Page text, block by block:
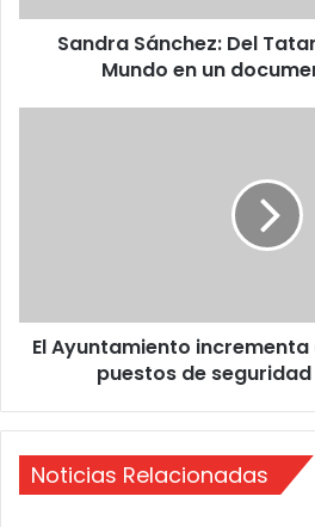
n
l
r
Sandra Sánchez: Del
Mundo en un
m
n
El Ayuntamiento
puestos de seguridad
Noticias Relacionadas